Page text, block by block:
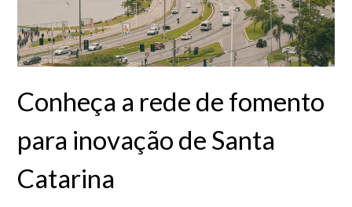
Conheça a rede de fomento
para inovação de Santa
Catarina